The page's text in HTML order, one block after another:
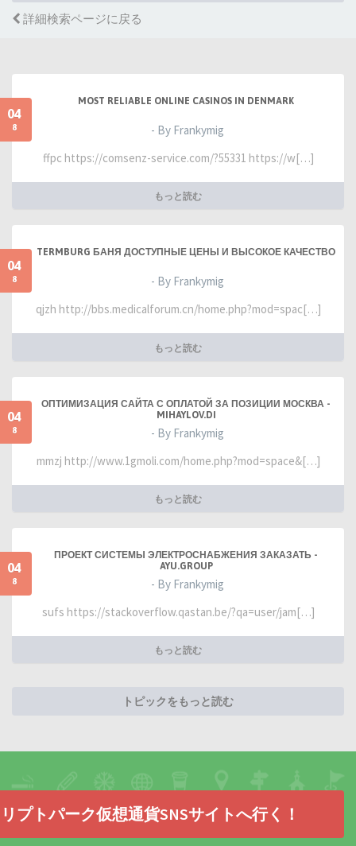
詳細検索ページに戻る
04
8
MOST RELIABLE ONLINE CASINOS IN DENMARK
- By Frankymig
ffpc https://comsenz-service.com/?55331 https://w[…]
もっと読む
04
8
TERMBURG БАНЯ ДОСТУПНЫЕ ЦЕНЫ И ВЫСОКОЕ КАЧЕСТВО
- By Frankymig
qjzh http://bbs.medicalforum.cn/home.php?mod=spac[…]
もっと読む
04
8
ОПТИМИЗАЦИЯ САЙТА С ОПЛАТОЙ ЗА ПОЗИЦИИ МОСКВА -
MIHAYLOV.DI
- By Frankymig
mmzj http://www.1gmoli.com/home.php?mod=space&[…]
もっと読む
04
8
ПРОЕКТ СИСТЕМЫ ЭЛЕКТРОСНАБЖЕНИЯ ЗАКАЗАТЬ -
AYU.GROUP
- By Frankymig
sufs https://stackoverflow.qastan.be/?qa=user/jam[…]
もっと読む
トピックをもっと読む
プトパーク仮想通貨SNSサイトへ行く！